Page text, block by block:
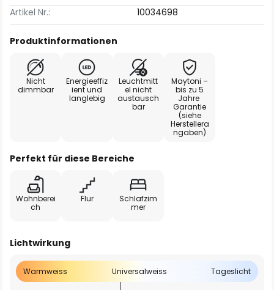
Artikel Nr.:
10034698
Produktinformationen
Nicht
dimmbar
Energieeffiz
ient und
langlebig
Leuchtmitt
el nicht
austausch
bar
Maytoni –
bis zu 5
Jahre
Garantie
(siehe
Herstellera
ngaben)
Perfekt für diese Bereiche
Wohnberei
ch
Flur
Schlafzim
mer
Lichtwirkung
Warmweiss Universalweiss Tageslicht